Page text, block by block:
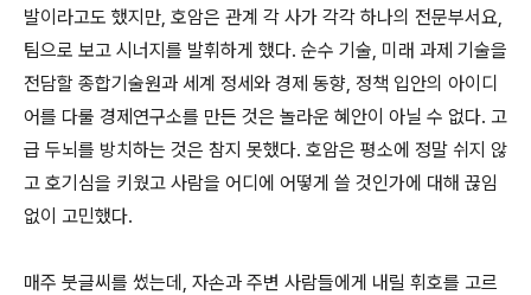
발이라고도 했지만, 호암은 관계 각 사가 각각 하나의 전문부서요,
팀으로 보고 시너지를 발휘하게 했다. 순수 기술, 미래 과제 기술을
전담할 종합기술원과 세계 정세와 경제 동향, 정책 입안의 아이디
어를 다룰 경제연구소를 만든 것은 놀라운 혜안이 아닐 수 없다. 고
급 두뇌를 방치하는 것은 참지 못했다. 호암은 평소에 정말 쉬지 않
고 호기심을 키웠고 사람을 어디에 어떻게 쓸 것인가에 대해 끊임
없이 고민했다.
매주 붓글씨를 썼는데, 자손과 주변 사람들에게 내릴 휘호를 고르